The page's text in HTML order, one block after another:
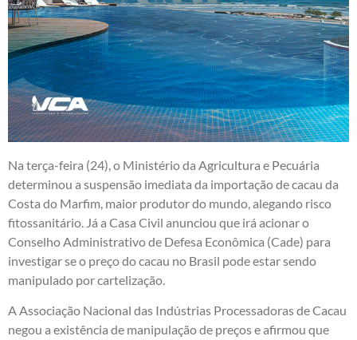
Na terça-feira (24), o Ministério da Agricultura e Pecuária
determinou a suspensão imediata da importação de cacau da
Costa do Marfim, maior produtor do mundo, alegando risco
fitossanitário. Já a Casa Civil anunciou que irá acionar o
Conselho Administrativo de Defesa Econômica (Cade) para
investigar se o preço do cacau no Brasil pode estar sendo
manipulado por cartelização.
A Associação Nacional das Indústrias Processadoras de Cacau
negou a existência de manipulação de preços e afirmou que